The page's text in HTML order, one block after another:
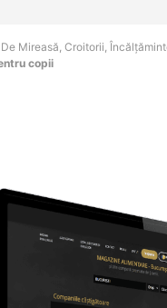
Mireasă, Croitorii,
copii